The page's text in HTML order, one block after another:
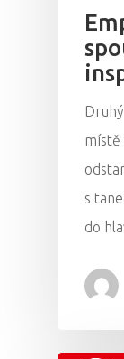
místě
s
do